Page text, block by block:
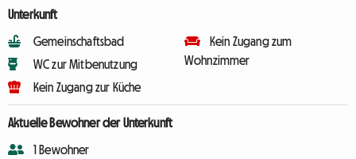
Unterkunft
Gemeinschaftsbad
WC zur Mitbenutzung
Kein Zugang zur Küche
Kein Zugang zum
Wohnzimmer
Aktuelle Bewohner der Unterkunft
1 Bewohner